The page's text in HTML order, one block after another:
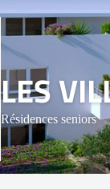
LES
Résidences seniors